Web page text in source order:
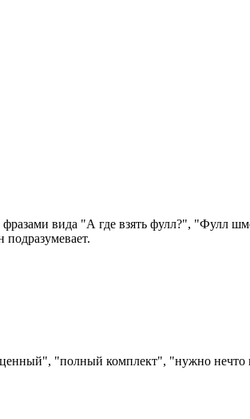
фразами вида "А где взять фулл?",
"полный комплект", "нужно